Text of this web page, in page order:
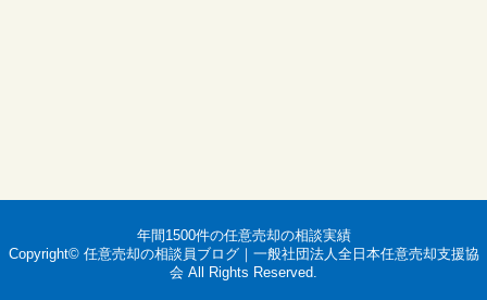
年間1500件の任意売却の相談実績
Copyright© 任意売却の相談員ブログ｜一般社団法人全日本任意売却支援協
会 All Rights Reserved.